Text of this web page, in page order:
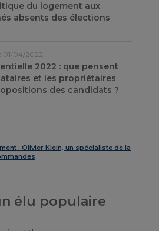
: Olivier Klein, un spécialiste de la
élu populaire
du logement aux
absents des élections
01/04/2022
2022 : que pensent
et les propriétaires
des candidats ?